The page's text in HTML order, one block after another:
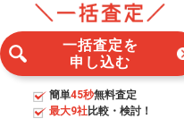
一括査定を
申し込む
簡単45秒無料査定
最大9社比較・検討！